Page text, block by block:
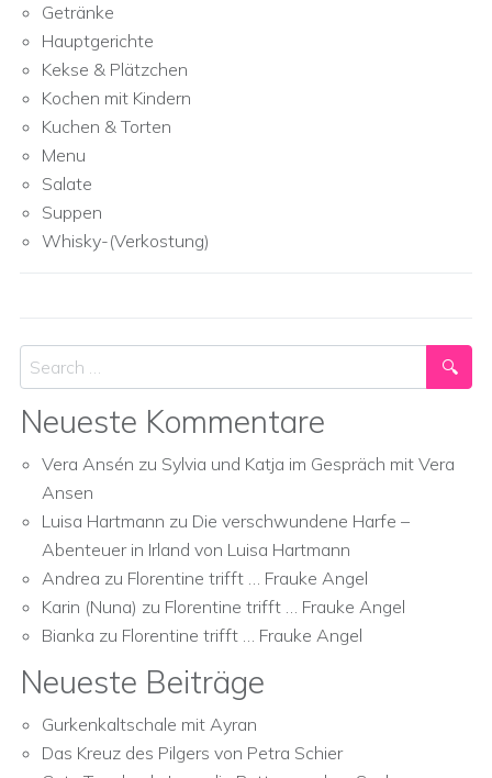
Getränke
Hauptgerichte
Kekse & Plätzchen
Kochen mit Kindern
Kuchen & Torten
Menu
Salate
Suppen
Whisky-(Verkostung)
Search
Neueste Kommentare
Vera Ansén zu Sylvia und Katja im Gespräch mit Vera
Ansen
Luisa Hartmann zu Die verschwundene Harfe –
Abenteuer in Irland von Luisa Hartmann
Andrea zu Florentine trifft … Frauke Angel
Karin (Nuna) zu Florentine trifft … Frauke Angel
Bianka zu Florentine trifft … Frauke Angel
Neueste Beiträge
Gurkenkaltschale mit Ayran
Das Kreuz des Pilgers von Petra Schier